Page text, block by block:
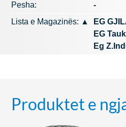
Pesha:
-
Lista e Magazinës: ▲
EG
EG
Eg
Produktet e